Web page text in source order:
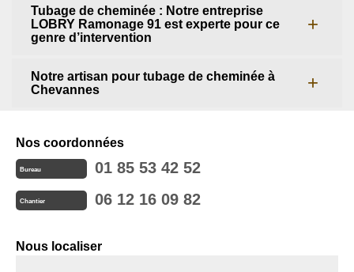
Tubage de cheminée : Notre entreprise
LOBRY Ramonage 91 est experte pour ce
genre d’intervention
Notre artisan pour tubage de cheminée à
Chevannes
Nos coordonnées
Bureau 01 85 53 42 52
Chantier 06 12 16 09 82
Nous localiser